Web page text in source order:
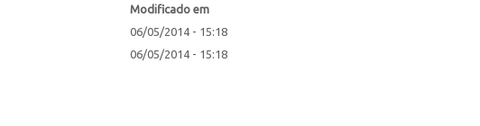
Modificado em
06/05/2014 - 15:18
06/05/2014 - 15:18